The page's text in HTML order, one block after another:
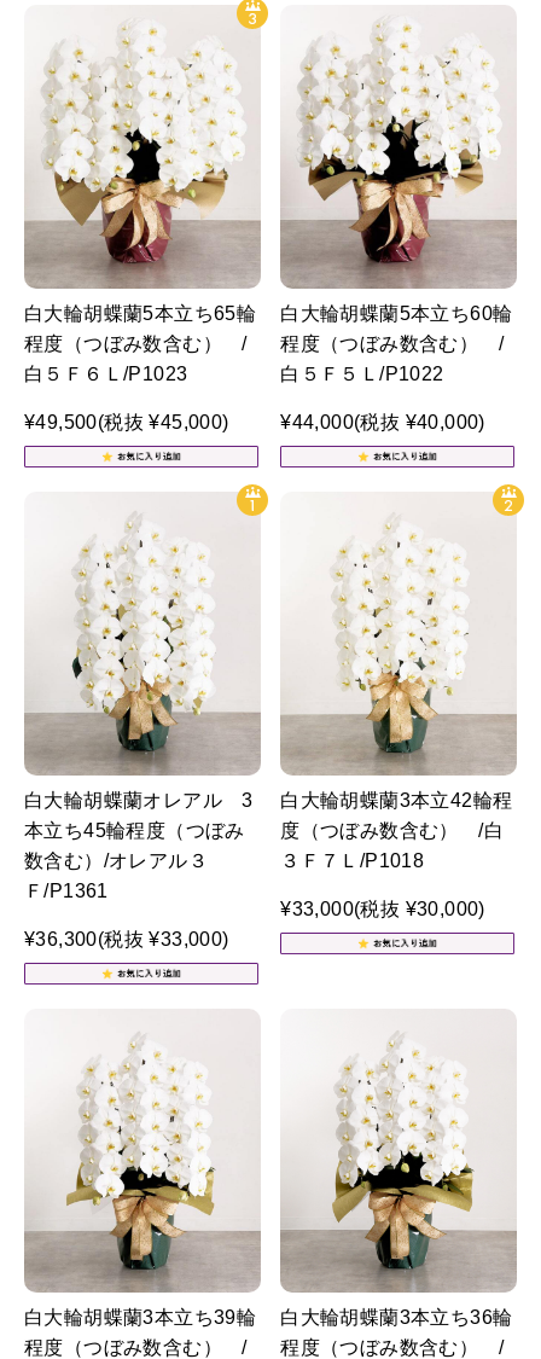
白大輪胡蝶蘭5本立ち65輪
程度（つぼみ数含む） /
白５Ｆ６Ｌ/P1023
¥49,500(税抜 ¥45,000)
白大輪胡蝶蘭5本立ち60輪
程度（つぼみ数含む） /
白５Ｆ５Ｌ/P1022
¥44,000(税抜 ¥40,000)
白大輪胡蝶蘭オレアル 3
本立ち45輪程度（つぼみ
数含む）/オレアル３
Ｆ/P1361
¥36,300(税抜 ¥33,000)
白大輪胡蝶蘭3本立42輪程
度（つぼみ数含む） /白
３Ｆ７Ｌ/P1018
¥33,000(税抜 ¥30,000)
白大輪胡蝶蘭3本立ち39輪
程度（つぼみ数含む） /
白大輪胡蝶蘭3本立ち36輪
程度（つぼみ数含む） /